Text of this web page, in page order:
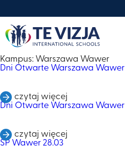
Kampus: Warszawa Wawer
Dni Otwarte Warszawa Wawer
czytaj więcej
Dni Otwarte Warszawa Wawer
czytaj więcej
SP Wawer 28.03